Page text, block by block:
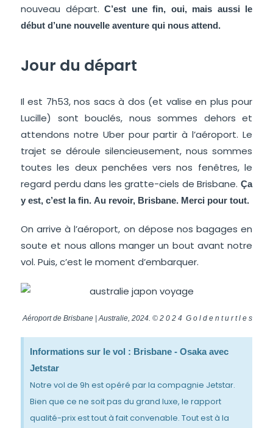
nouveau départ. C’est une fin, oui, mais aussi le
début d’une nouvelle aventure qui nous attend.
Jour du départ
Il est 7h53, nos sacs à dos (et valise en plus pour
Lucille) sont bouclés, nous sommes dehors et
attendons notre Uber pour partir à l’aéroport. Le
trajet se déroule silencieusement, nous sommes
toutes les deux penchées vers nos fenêtres, le
regard perdu dans les gratte-ciels de Brisbane. Ça
y est, c’est la fin. Au revoir, Brisbane. Merci pour tout.
On arrive à l’aéroport, on dépose nos bagages en
soute et nous allons manger un bout avant notre
vol. Puis, c’est le moment d’embarquer.
Aéroport de Brisbane | Australie, 2024. © 2 0 2 4 G o l d e n t u r t l e s
Informations sur le vol : Brisbane - Osaka avec
Jetstar
Notre vol de 9h est opéré par la compagnie Jetstar.
Bien que ce ne soit pas du grand luxe, le rapport
qualité-prix est tout à fait convenable. Tout est à la